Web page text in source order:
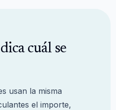
cuál se
usan la misma
el importe,